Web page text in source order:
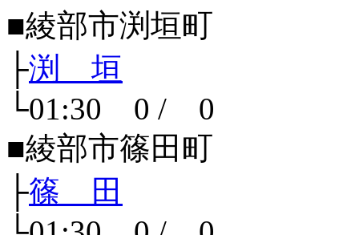
■綾部市渕垣町
├渕 垣
└01:30 0 / 0
■綾部市篠田町
├篠 田